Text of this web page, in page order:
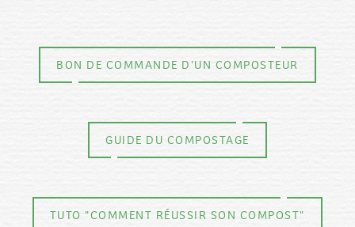
BON DE COMMANDE D'UN COMPOSTEUR
GUIDE DU COMPOSTAGE
TUTO "COMMENT RÉUSSIR SON COMPOST"